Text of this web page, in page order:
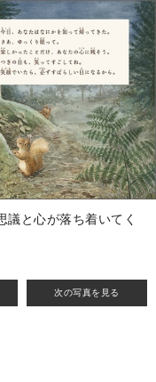
次の写真を見る
議と心が落ち着いてく